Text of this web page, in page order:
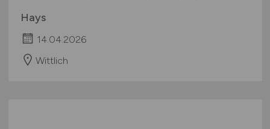
Hays
14.04.2026
Wittlich